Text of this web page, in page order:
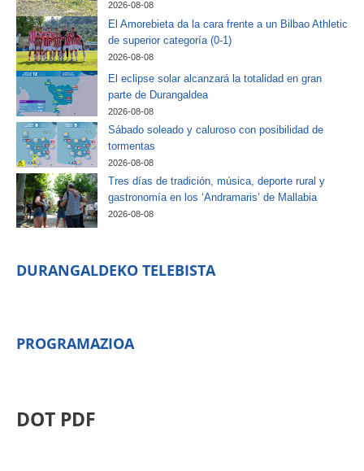
2026-08-08
El Amorebieta da la cara frente a un Bilbao Athletic
de superior categoría (0-1)
2026-08-08
El eclipse solar alcanzará la totalidad en gran
parte de Durangaldea
2026-08-08
Sábado soleado y caluroso con posibilidad de
tormentas
2026-08-08
Tres días de tradición, música, deporte rural y
gastronomía en los ‘Andramaris’ de Mallabia
2026-08-08
DURANGALDEKO TELEBISTA
PROGRAMAZIOA
DOT PDF